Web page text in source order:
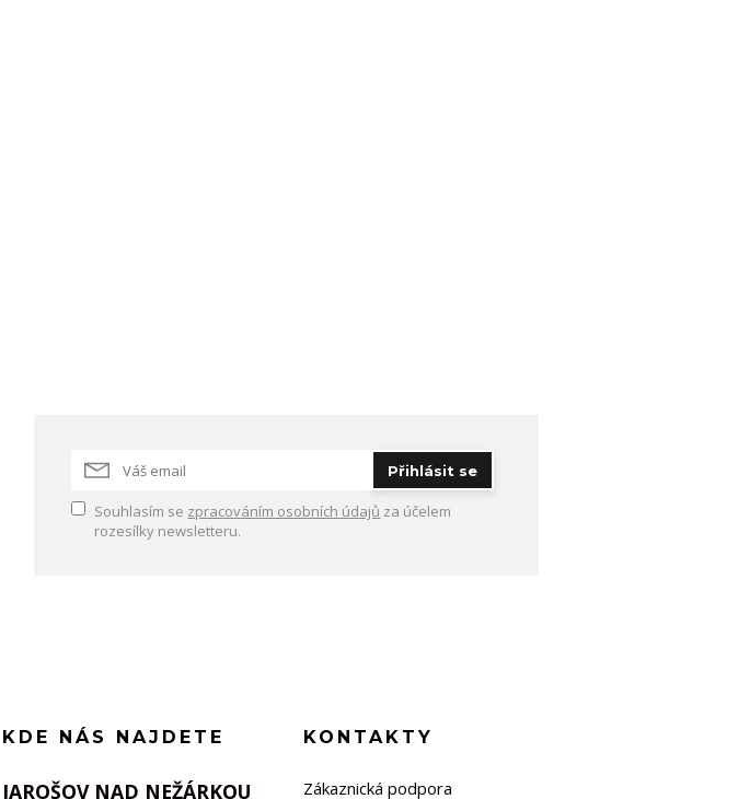
Přihlásit se
Souhlasím se zpracováním osobních údajů za účelem
rozesílky newsletteru.
KDE NÁS NAJDETE
JAROŠOV NAD NEŽÁRKOU
KONTAKTY
Zákaznická podpora